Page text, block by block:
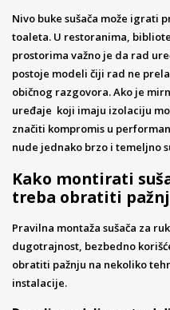
Nivo buke sušača može igrati
toaleta. U restoranima,
prostorima važno je da rad
postoje modeli čiji rad ne
običnog razgovora. Ako je
uređaje koji imaju izolaciju
značiti kompromis u
nude jednako brzo i temeljno
Kako montirati
treba obratiti
Pravilna montaža sušača za
dugotrajnost, bezbedno
obratiti pažnju na nekoliko
instalacije.